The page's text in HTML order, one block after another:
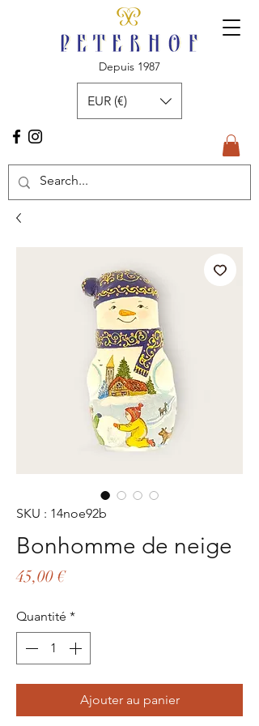
Depuis 1987
EUR (€)
SKU : 14noe92b
Bonhomme de neige
45,00 €Prix
Quantité *
Ajouter au panier